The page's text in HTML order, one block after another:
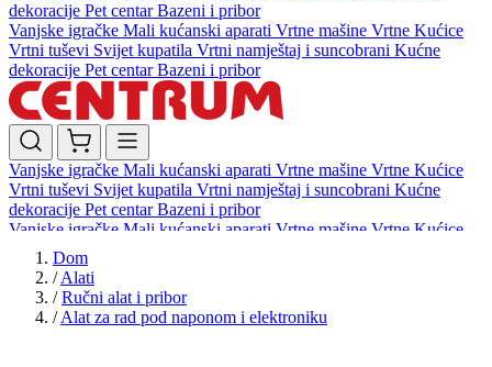
dekoracije Pet centarBazeni i pribor
Vanjske igračke Mali kućanski aparati Vrtne mašine Vrtne Kućice
Vrtni tuševi Svijet kupatila Vrtni namještaj i suncobrani Kućne
dekoracije Pet centarBazeni i pribor
Vanjske igračke Mali kućanski aparati Vrtne mašine Vrtne Kućice
Vrtni tuševi Svijet kupatila Vrtni namještaj i suncobrani Kućne
dekoracije Pet centarBazeni i pribor
Vanjske igračke Mali kućanski aparati Vrtne mašine Vrtne Kućice
Vrtni tuševi
dekoracijePet centar
Dom
/ Alati
/ Ručni alat i pribor
/ Alat za rad pod naponom i elektroniku